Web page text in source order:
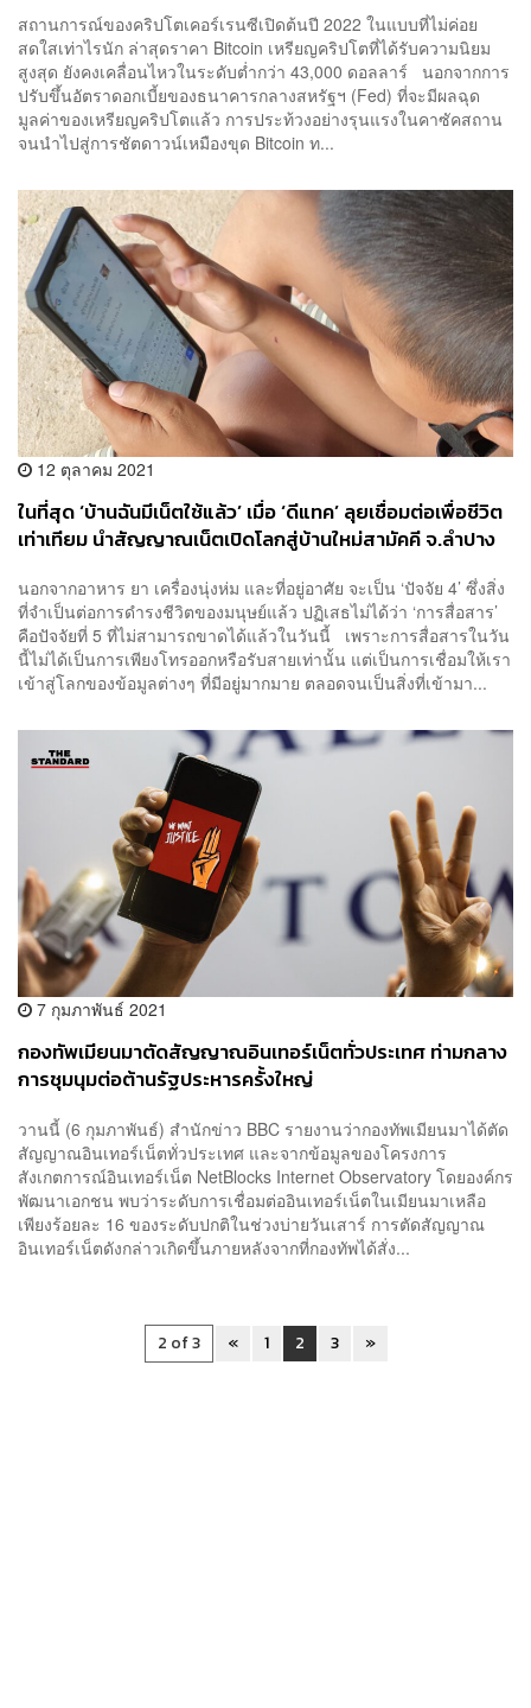
สถานการณ์ของคริปโตเคอร์เรนซีเปิดต้นปี 2022 ในแบบที่ไม่ค่อย
สดใสเท่าไรนัก ล่าสุดราคา Bitcoin เหรียญคริปโตที่ได้รับความนิยม
สูงสุด ยังคงเคลื่อนไหวในระดับต่ำกว่า 43,000 ดอลลาร์ นอกจากการ
ปรับขึ้นอัตราดอกเบี้ยของธนาคารกลางสหรัฐฯ (Fed) ที่จะมีผลฉุด
มูลค่าของเหรียญคริปโตแล้ว การประท้วงอย่างรุนแรงในคาซัคสถาน
จนนำไปสู่การชัตดาวน์เหมืองขุด Bitcoin ท...
12 ตุลาคม 2021
ในที่สุด ‘บ้านฉันมีเน็ตใช้แล้ว’ เมื่อ ‘ดีแทค’ ลุยเชื่อมต่อเพื่อชีวิต
เท่าเทียม นำสัญญาณเน็ตเปิดโลกสู่บ้านใหม่สามัคคี จ.ลำปาง
นอกจากอาหาร ยา เครื่องนุ่งห่ม และที่อยู่อาศัย จะเป็น ‘ปัจจัย 4’ ซึ่งสิ่ง
ที่จำเป็นต่อการดำรงชีวิตของมนุษย์แล้ว ปฏิเสธไม่ได้ว่า ‘การสื่อสาร’
คือปัจจัยที่ 5 ที่ไม่สามารถขาดได้แล้วในวันนี้ เพราะการสื่อสารในวัน
นี้ไม่ได้เป็นการเพียงโทรออกหรือรับสายเท่านั้น แต่เป็นการเชื่อมให้เรา
เข้าสู่โลกของข้อมูลต่างๆ ที่มีอยู่มากมาย ตลอดจนเป็นสิ่งที่เข้ามา...
7 กุมภาพันธ์ 2021
กองทัพเมียนมาตัดสัญญาณอินเทอร์เน็ตทั่วประเทศ ท่ามกลาง
การชุมนุมต่อต้านรัฐประหารครั้งใหญ่
วานนี้ (6 กุมภาพันธ์) สำนักข่าว BBC รายงานว่ากองทัพเมียนมาได้ตัด
สัญญาณอินเทอร์เน็ตทั่วประเทศ และจากข้อมูลของโครงการ
สังเกตการณ์อินเทอร์เน็ต NetBlocks Internet Observatory โดยองค์กร
พัฒนาเอกชน พบว่าระดับการเชื่อมต่ออินเทอร์เน็ตในเมียนมาเหลือ
เพียงร้อยละ 16 ของระดับปกติในช่วงบ่ายวันเสาร์ การตัดสัญญาณ
อินเทอร์เน็ตดังกล่าวเกิดขึ้นภายหลังจากที่กองทัพได้สั่ง...
2 of 3 « 1 2 3 »